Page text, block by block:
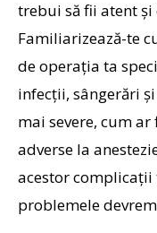
trebui să fii atent și
Familiarizează-te
de operația ta
infecții, sângerări
mai severe, cum
adverse la
acestor complicații
problemele